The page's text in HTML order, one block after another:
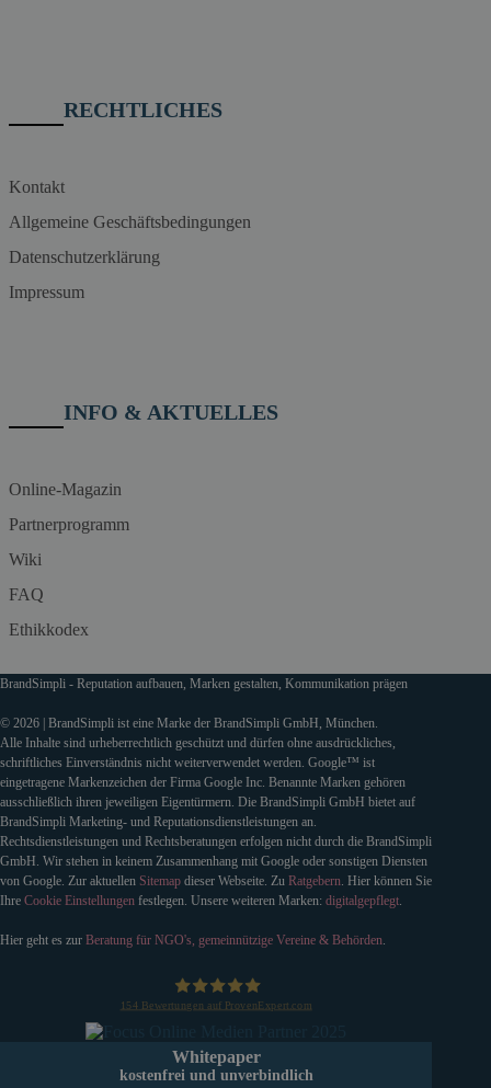
RECHTLICHES
Kontakt
Allgemeine Geschäftsbedingungen
Datenschutzerklärung
Impressum
INFO & AKTUELLES
Online-Magazin
Partnerprogramm
Wiki
FAQ
Ethikkodex
BrandSimpli - Reputation aufbauen, Marken gestalten, Kommunikation prägen
© 2026 | BrandSimpli ist eine Marke der BrandSimpli GmbH, München.
Alle Inhalte sind urheberrechtlich geschützt und dürfen ohne ausdrückliches,
schriftliches Einverständnis nicht weiterverwendet werden. Google™ ist
eingetragene Markenzeichen der Firma Google Inc. Benannte Marken gehören
ausschließlich ihren jeweiligen Eigentürmern. Die BrandSimpli GmbH bietet auf
BrandSimpli Marketing- und Reputationsdienstleistungen an.
Rechtsdienstleistungen und Rechtsberatungen erfolgen nicht durch die BrandSimpli
GmbH. Wir stehen in keinem Zusammenhang mit Google oder sonstigen Diensten
von Google. Zur aktuellen Sitemap dieser Webseite. Zu Ratgebern . Hier können Sie
Ihre Cookie Einstellungen festlegen. Unsere weiteren Marken: digitalgepflegt
Hier geht es zur Beratung für NGO's, gemeinnützige Vereine & Behörden
154 Bewertungen auf ProvenExpert.com
Whitepaper
kostenfrei und unverbindlich